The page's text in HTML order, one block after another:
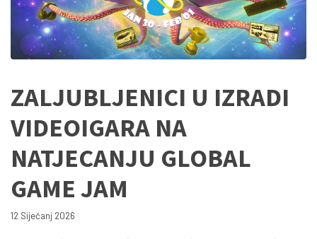
ZALJUBLJENICI U IZRADI
VIDEOIGARA NA
NATJECANJU GLOBAL
GAME JAM
12 Siječanj 2026